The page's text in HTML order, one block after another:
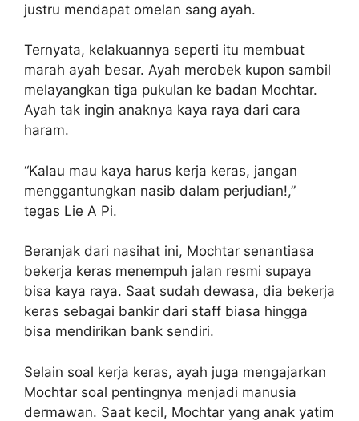
justru mendapat omelan sang ayah.
Ternyata, kelakuannya seperti itu membuat
marah ayah besar. Ayah merobek kupon sambil
melayangkan tiga pukulan ke badan Mochtar.
Ayah tak ingin anaknya kaya raya dari cara
haram.
“Kalau mau kaya harus kerja keras, jangan
menggantungkan nasib dalam perjudian!,”
tegas Lie A Pi.
Beranjak dari nasihat ini, Mochtar senantiasa
bekerja keras menempuh jalan resmi supaya
bisa kaya raya. Saat sudah dewasa, dia bekerja
keras sebagai bankir dari staff biasa hingga
bisa mendirikan bank sendiri.
Selain soal kerja keras, ayah juga mengajarkan
Mochtar soal pentingnya menjadi manusia
dermawan. Saat kecil, Mochtar yang anak yatim